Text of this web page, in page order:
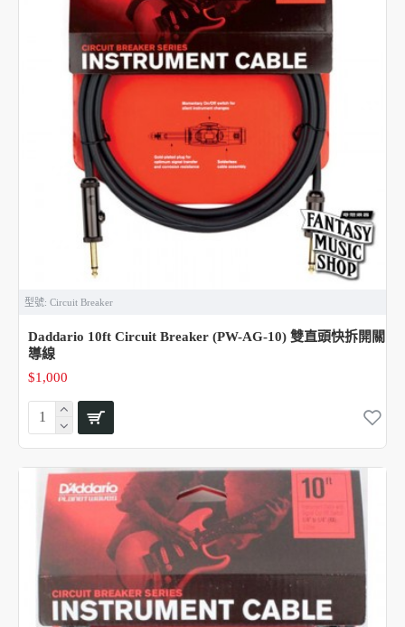
型號: Circuit Breaker
Daddario 10ft Circuit Breaker (PW-AG-10) 雙直頭快拆開關
導線
$1,000